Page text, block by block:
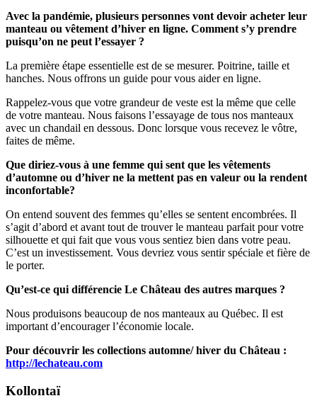
Avec la pandémie, plusieurs personnes vont devoir acheter leur
manteau ou vêtement d’hiver en ligne. Comment s’y prendre
puisqu’on ne peut l’essayer ?
La première étape essentielle est de se mesurer. Poitrine, taille et
hanches. Nous offrons un guide pour vous aider en ligne.
Rappelez-vous que votre grandeur de veste est la même que celle
de votre manteau. Nous faisons l’essayage de tous nos manteaux
avec un chandail en dessous. Donc lorsque vous recevez le vôtre,
faites de même.
Que diriez-vous à une femme qui sent que les vêtements
d’automne ou d’hiver ne la mettent pas en valeur ou la rendent
inconfortable?
On entend souvent des femmes qu’elles se sentent encombrées. Il
s’agit d’abord et avant tout de trouver le manteau parfait pour votre
silhouette et qui fait que vous vous sentiez bien dans votre peau.
C’est un investissement. Vous devriez vous sentir spéciale et fière de
le porter.
Qu’est-ce qui différencie Le Château des autres marques ?
Nous produisons beaucoup de nos manteaux au Québec. Il est
important d’encourager l’économie locale.
Pour découvrir les collections automne/ hiver du Château :
http://lechateau.com
Kollontaï